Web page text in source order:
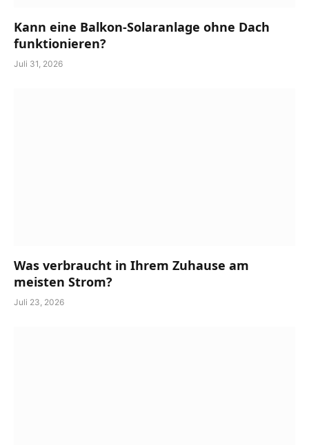
Kann eine Balkon-Solaranlage ohne Dach
funktionieren?
Juli 31, 2026
Was verbraucht in Ihrem Zuhause am
meisten Strom?
Juli 23, 2026